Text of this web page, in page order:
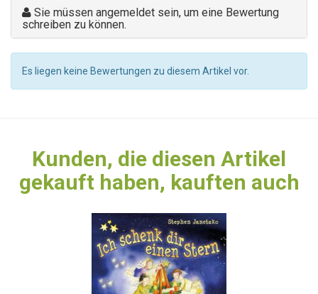
Sie müssen angemeldet sein, um eine Bewertung
schreiben zu können.
Es liegen keine Bewertungen zu diesem Artikel vor.
Kunden, die diesen Artikel
gekauft haben, kauften auch